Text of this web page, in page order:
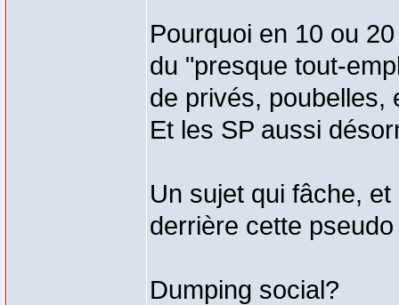
Pourquoi en 10 ou
du "presque tout-
de privés, poubelles,
Et les SP aussi
Un sujet qui fâche,
derrière cette
Dumping social?